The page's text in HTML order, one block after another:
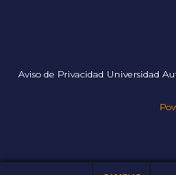
Aviso de Privacidad Universidad